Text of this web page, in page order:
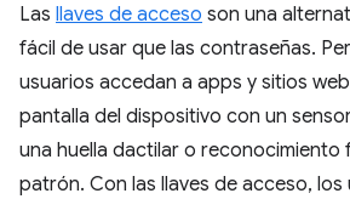
Las llaves de acceso son una
fácil de usar que las contraseñas.
usuarios accedan a apps y sitios
pantalla del dispositivo con un
una huella dactilar o reconocimiento
patrón. Con las llaves de acceso, los